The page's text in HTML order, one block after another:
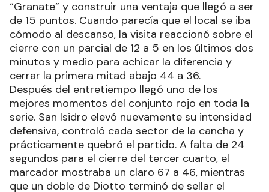
“Granate” y construir una ventaja que llegó a ser
de 15 puntos. Cuando parecía que el local se iba
cómodo al descanso, la visita reaccionó sobre el
cierre con un parcial de 12 a 5 en los últimos dos
minutos y medio para achicar la diferencia y
cerrar la primera mitad abajo 44 a 36.
Después del entretiempo llegó uno de los
mejores momentos del conjunto rojo en toda la
serie. San Isidro elevó nuevamente su intensidad
defensiva, controló cada sector de la cancha y
prácticamente quebró el partido. A falta de 24
segundos para el cierre del tercer cuarto, el
marcador mostraba un claro 67 a 46, mientras
que un doble de Diotto terminó de sellar el